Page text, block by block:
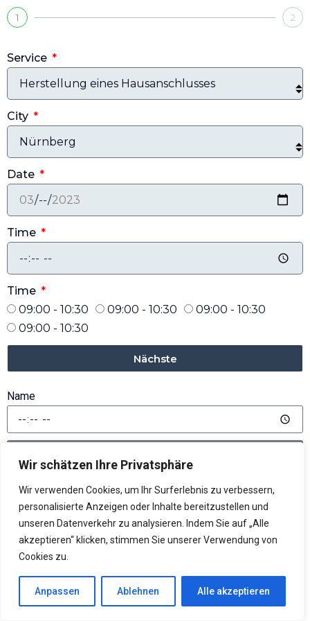
Wir schätzen Ihre Privatsphäre
Wir verwenden Cookies, um Ihr Surferlebnis zu verbessern,
personalisierte Anzeigen oder Inhalte bereitzustellen und
unseren Datenverkehr zu analysieren. Indem Sie auf „Alle
akzeptieren“ klicken, stimmen Sie unserer Verwendung von
Cookies zu.
Anpassen Ablehnen Alle akzeptieren
1 2
Service
City
Date
Time
Time
09:00 - 10:30
09:00 - 10:30
09:00 - 10:30
09:00 - 10:30
Nächste
Name
[bookit category="1" service="1" staff="1" theme="default"]